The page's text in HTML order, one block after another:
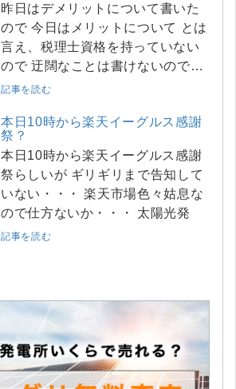
昨日はデメリットについて書いた
ので 今日はメリットについて とは
言え、税理士資格を持っていない
ので 迂闊なことは書けないので…
記事を読む
本日10時から楽天イーグルス感謝
祭？
本日10時から楽天イーグルス感謝
祭らしいが ギリギリまで告知して
いない・・・ 楽天市場色々姑息な
ので仕方ないか・・・ 太陽光発
記事を読む